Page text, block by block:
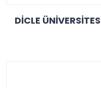
DİCLE